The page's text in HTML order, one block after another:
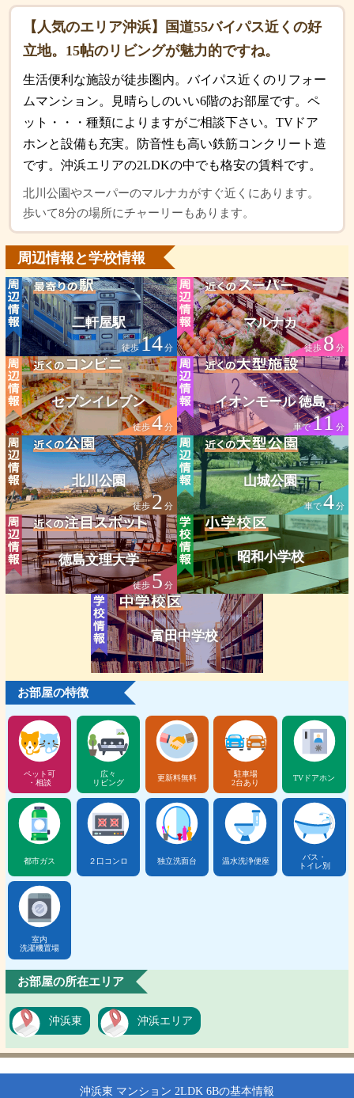
【人気のエリア沖浜】国道55バイパス近くの好
立地。15帖のリビングが魅力的ですね。
生活便利な施設が徒歩圏内。バイパス近くのリフォー
ムマンション。見晴らしのいい6階のお部屋です。ペ
ット・・・種類によりますがご相談下さい。TVドア
ホンと設備も充実。防音性も高い鉄筋コンクリート造
です。沖浜エリアの2LDKの中でも格安の賃料です。
北川公園やスーパーのマルナカがすぐ近くにあります。
歩いて8分の場所にチャーリーもあります。
周辺情報と学校情報
二軒屋駅
徒歩14分
マルナカ
徒歩8分
セブンイレブン
徒歩4分
イオンモール 徳島
車で11 分
北川公園
徒歩2 分
山城公園
車で4分
徳島文理大学
徒歩5分
昭和小学校
富田中学校
お部屋の特徴
ペット可
・相談
広々
リビング
更新料無料
駐車場
2台あり
TVドアホン
都市ガス ２口コンロ 独立洗面台 温水洗浄便座
バス・
トイレ別
室内
洗濯機置場
お部屋の所在エリア
沖浜東 沖浜エリア
沖浜東 マンション 2LDK 6Bの基本情報